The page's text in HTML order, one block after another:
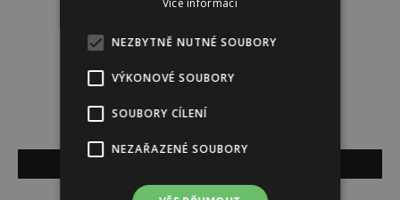
Lucie Šáleová
Více informací
NEZBYTNĚ NUTNÉ SOUBORY
VÝKONOVÉ SOUBORY
SOUBORY CÍLENÍ
NEZAŘAZENÉ SOUBORY